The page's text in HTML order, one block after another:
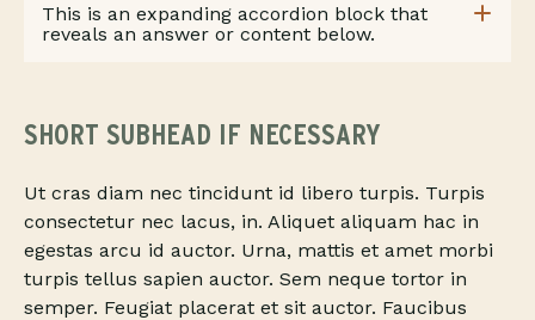
This is an expanding accordion block that
reveals an answer or content below.
SHORT SUBHEAD IF NECESSARY
Ut cras diam nec tincidunt id libero turpis. Turpis
consectetur nec lacus, in. Aliquet aliquam hac in
egestas arcu id auctor. Urna, mattis et amet morbi
turpis tellus sapien auctor. Sem neque tortor in
semper. Feugiat placerat et sit auctor. Faucibus